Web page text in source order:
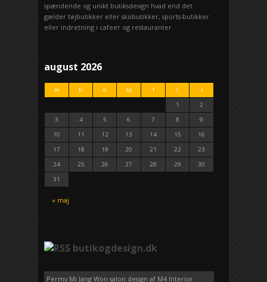
spændende og unikt butiksdesign hvad end det
gælder tøjbutikker eller skobutikker, sports-butikker
eller indretning i cafeer og restauranter.
august 2026
m ti o to f l s
« maj
1
2
3
4 5 6 7 8
9
10
11 12 13 14 15
16
17
18 19 20 21 22
23
24
25 26 27 28 29
30
31
butikogdesign.dk
Permy Mi Jang Won salon design af M4 Interior